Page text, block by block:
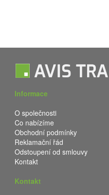
Informace
O společnosti
Co nabízíme
Obchodní podmínky
Reklamační řád
Odstoupení od smlouvy
Kontakt
Kontakt